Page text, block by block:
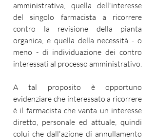
amministrativa, quella dell'interesse
del singolo farmacista a ricorrere
contro la revisione della pianta
organica, e quella della necessità - o
meno - di individuazione dei contro
interessati al processo amministrativo.
A tal proposito è opportuno
evidenziare che interessato a ricorrere
è il farmacista che vanta un interesse
diretto, personale ed attuale, quindi
colui che dall'azione di annullamento